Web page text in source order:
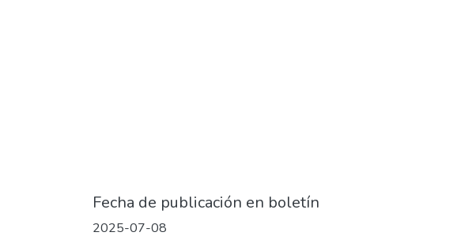
Fecha de publicación en boletín
2025-07-08